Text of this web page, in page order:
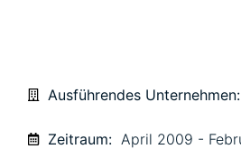
Ausführendes Unternehmen:
Zeitraum:April 2009 -